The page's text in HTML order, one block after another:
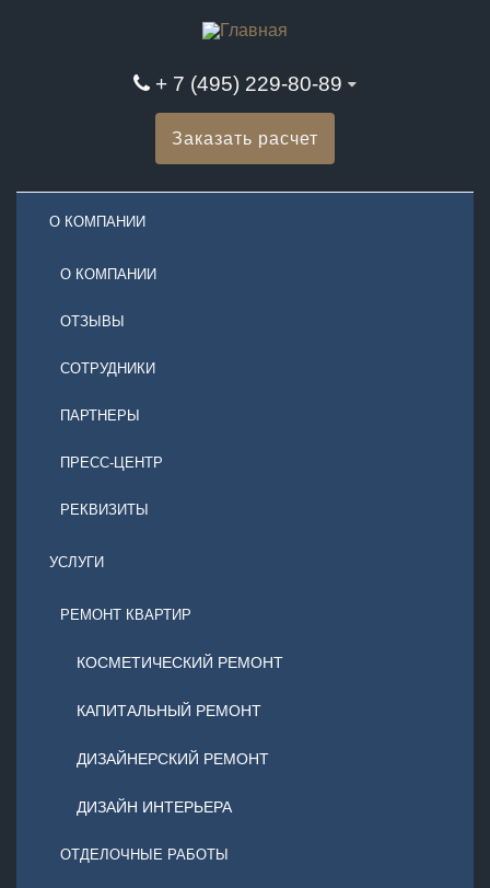
+ 7 (495) 229-80-89
Заказать расчет
О КОМПАНИИ
О КОМПАНИИ
ОТЗЫВЫ
СОТРУДНИКИ
ПАРТНЕРЫ
ПРЕСС-ЦЕНТР
РЕКВИЗИТЫ
УСЛУГИ
РЕМОНТ КВАРТИР
КОСМЕТИЧЕСКИЙ РЕМОНТ
КАПИТАЛЬНЫЙ РЕМОНТ
ДИЗАЙНЕРСКИЙ РЕМОНТ
ДИЗАЙН ИНТЕРЬЕРА
ОТДЕЛОЧНЫЕ РАБОТЫ